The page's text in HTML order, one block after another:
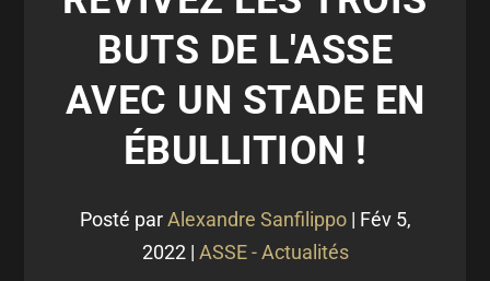
BUTS DE L'ASSE
AVEC UN STADE EN
ÉBULLITION !
Posté parAlexandre Sanfilippo| Fév 5,
2022| ASSE - Actualités